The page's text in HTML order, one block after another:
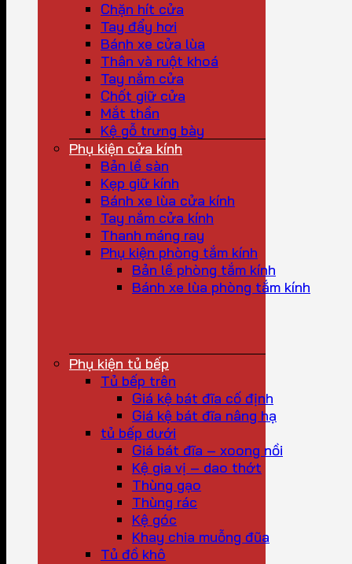
Chặn hít cửa
Tay đẩy hơi
Bánh xe cửa lùa
Thân và ruột khoá
Tay nắm cửa
Chốt giữ cửa
Mắt thần
Kệ gỗ trưng bày
Phụ kiện cửa kính
Bản lề sàn
Kẹp giữ kính
Bánh xe lùa cửa kính
Tay nắm cửa kính
Thanh máng ray
Phụ kiện phòng tắm kính
Bản lề phòng tắm kính
Bánh xe lùa phòng tắm kính
Phụ kiện tủ bếp
Tủ bếp trên
Giá kệ bát đĩa cố định
Giá kệ bát đĩa nâng hạ
tủ bếp dưới
Giá bát đĩa – xoong nồi
Kệ gia vị – dao thớt
Thùng gạo
Thùng rác
Kệ góc
Khay chia muỗng đũa
Tủ đồ khô